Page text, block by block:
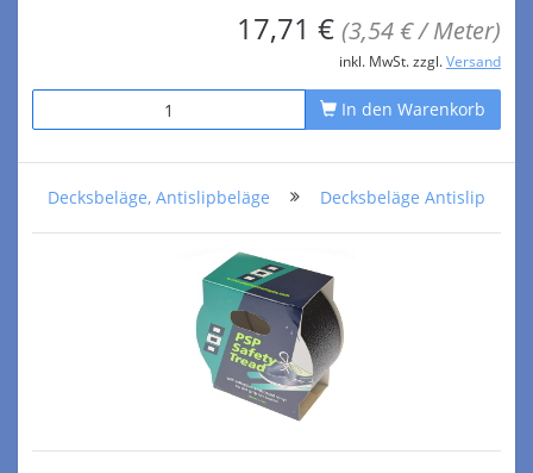
17,71 € (3,54 € / Meter)
inkl. MwSt. zzgl. Versand
In den Warenkorb
Decksbeläge, Antislipbeläge Decksbeläge Antislip